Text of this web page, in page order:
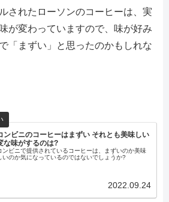
されたローソンのコーヒーは、実
が変わっていますので、味が好み
「まずい」と思ったのかもしれな
ンビニのコーヒーはまずい それとも美味しい
な味がするのは?
ンビニで提供されているコーヒーは、まずいのか美味
いのか気になっているのではないでしょうか?
2022.09.24